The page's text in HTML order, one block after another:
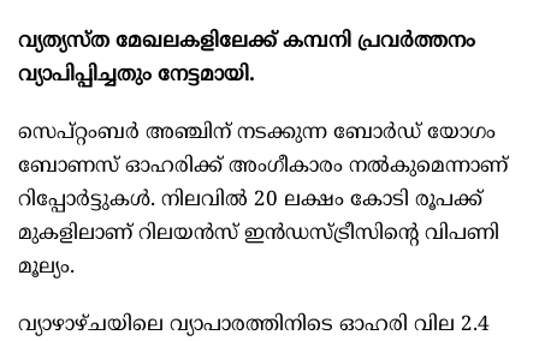
വ്യത്യസ്ത മേഖലകളിലേക്ക് കമ്പനി പ്രവർത്തനം
വ്യാപിപ്പിച്ചതും നേട്ടമായി.
സെപ്റ്റംബർ അഞ്ചിന് നടക്കുന്ന ബോർഡ് യോഗം
ബോണസ് ഓഹരിക്ക് അംഗീകാരം നൽകുമെന്നാണ്
റിപ്പോർട്ടുകൾ. നിലവിൽ 20 ലക്ഷം കോടി രൂപക്ക്
മുകളിലാണ് റിലയൻസ് ഇൻഡസ്ട്രീസിന്റെ വിപണി
മൂല്യം.
വ്യാഴാഴ്ചയിലെ വ്യാപാരത്തിനിടെ ഓഹരി വില 2.4